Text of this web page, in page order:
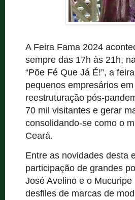
A Feira Fama 2024
sempre das 17h às 21h,
“Põe Fé Que Já É!”, a
pequenos empresários
reestruturação pós-
70 mil visitantes e gerar
consolidando-se como o
Ceará.
Entre as novidades desta
participação de grandes
José Avelino e o
desfiles de marcas de